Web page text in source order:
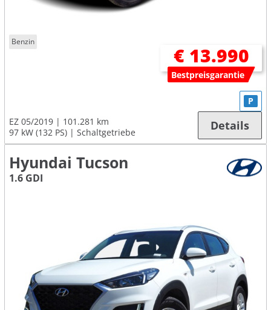
Benzin
€ 13.990
Bestpreisgarantie
EZ 05/2019
101.281 km
97 kW (132 PS)
Schaltgetriebe
P
Details
Hyundai Tucson
1.6 GDI